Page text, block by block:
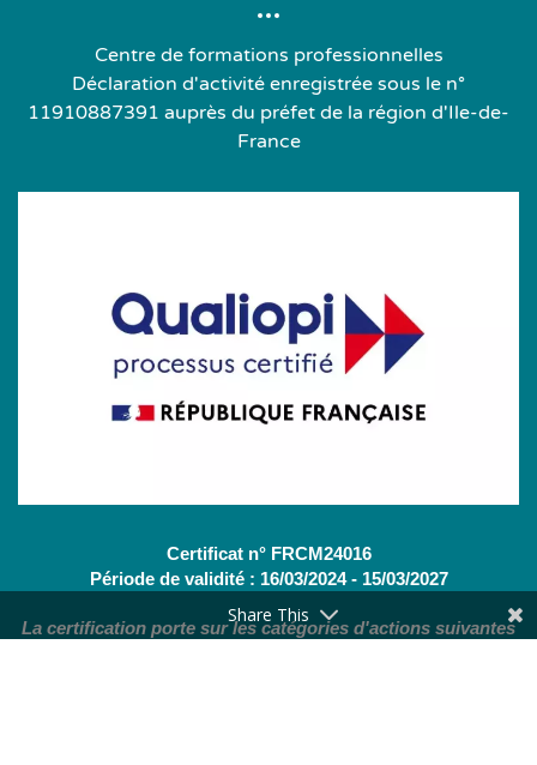
Centre de formations professionnelles
Déclaration d'activité enregistrée sous le n°
11910887391 auprès du préfet de la région d'Ile-de-
France
Certificat n° FRCM24016
Période de validité : 16/03/2024 - 15/03/2027
La certification porte sur les catégories d'actions suivantes
Share This